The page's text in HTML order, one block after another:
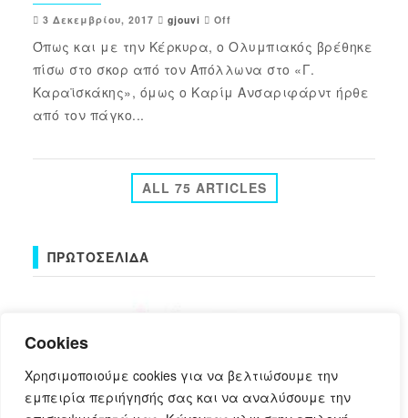
Cookies
Χρησιμοποιούμε cookies για να βελτιώσουμε την
εμπειρία περιήγησής σας και να αναλύσουμε την
3 Δεκεμβρίου, 2017 gjouvi Off
Όπως και με την Κέρκυρα, ο Ολυμπιακός βρέθηκε
πίσω στο σκορ από τον Απόλλωνα στο «Γ.
Καραϊσκάκης», όμως ο Καρίμ Ανσαριφάρντ ήρθε
από τον πάγκο...
ALL 75 ARTICLES
ΠΡΩΤΟΣΈΛΙΔΑ